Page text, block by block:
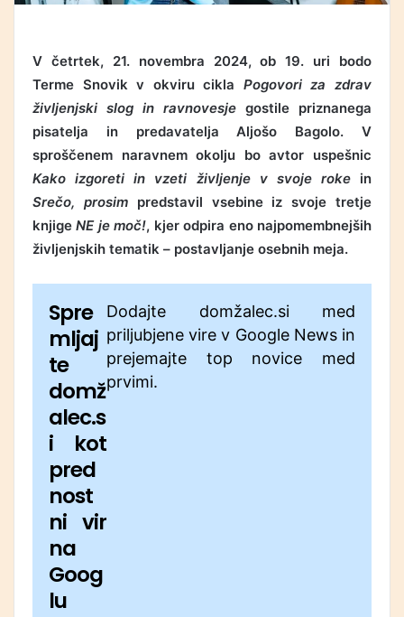
V četrtek, 21. novembra 2024, ob 19. uri bodo
Terme Snovik v okviru cikla Pogovori za zdrav
življenjski slog in ravnovesje gostile priznanega
pisatelja in predavatelja Aljošo Bagolo. V
sproščenem naravnem okolju bo avtor uspešnic
Kako izgoreti in vzeti življenje v svoje rokein
Srečo, prosimpredstavil vsebine iz svoje tretje
knjigeNE je moč!, kjer odpira eno najpomembnejših
življenjskih tematik – postavljanje osebnih meja.
Spre
mljaj
te
domž
alec.s
i kot
pred
nost
ni vir
na
Goog
lu
Dodajte domžalec.si med
priljubjene vire v Google News in
prejemajte top novice med
prvimi.